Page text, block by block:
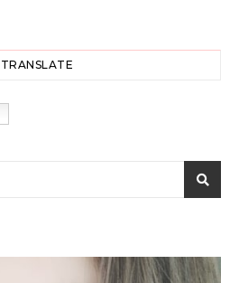
TRANSLATE